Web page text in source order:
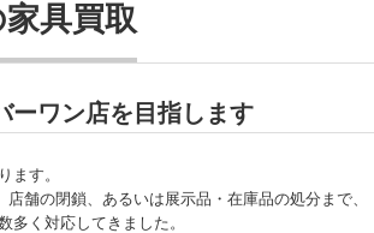
具買取
ワン店を目指します
ます。
舗の閉鎖、あるいは展示品・在庫品の処分まで、
く対応してきました。